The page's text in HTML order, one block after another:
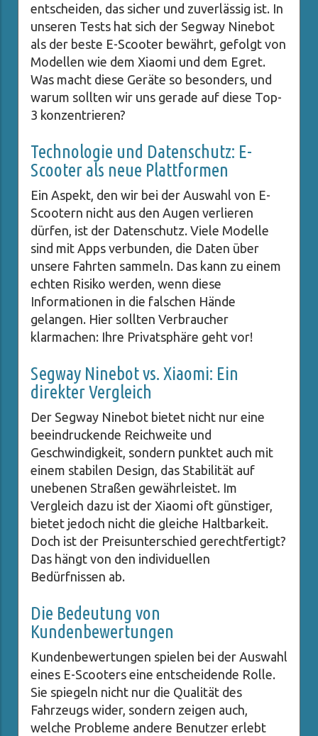
entscheiden, das sicher und zuverlässig ist. In
unseren Tests hat sich der Segway Ninebot
als der beste E-Scooter bewährt, gefolgt von
Modellen wie dem Xiaomi und dem Egret.
Was macht diese Geräte so besonders, und
warum sollten wir uns gerade auf diese Top-
3 konzentrieren?
Technologie und Datenschutz: E-
Scooter als neue Plattformen
Ein Aspekt, den wir bei der Auswahl von E-
Scootern nicht aus den Augen verlieren
dürfen, ist der Datenschutz. Viele Modelle
sind mit Apps verbunden, die Daten über
unsere Fahrten sammeln. Das kann zu einem
echten Risiko werden, wenn diese
Informationen in die falschen Hände
gelangen. Hier sollten Verbraucher
klarmachen: Ihre Privatsphäre geht vor!
Segway Ninebot vs. Xiaomi: Ein
direkter Vergleich
Der Segway Ninebot bietet nicht nur eine
beeindruckende Reichweite und
Geschwindigkeit, sondern punktet auch mit
einem stabilen Design, das Stabilität auf
unebenen Straßen gewährleistet. Im
Vergleich dazu ist der Xiaomi oft günstiger,
bietet jedoch nicht die gleiche Haltbarkeit.
Doch ist der Preisunterschied gerechtfertigt?
Das hängt von den individuellen
Bedürfnissen ab.
Die Bedeutung von
Kundenbewertungen
Kundenbewertungen spielen bei der Auswahl
eines E-Scooters eine entscheidende Rolle.
Sie spiegeln nicht nur die Qualität des
Fahrzeugs wider, sondern zeigen auch,
welche Probleme andere Benutzer erlebt